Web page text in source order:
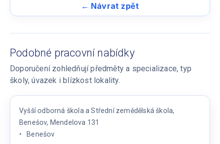
← Návrat zpět
Podobné pracovní nabídky
Doporučení zohledňují předměty a specializace, typ
školy, úvazek i blízkost lokality.
Vyšší odborná škola a Střední zemědělská škola,
Benešov, Mendelova 131
Benešov